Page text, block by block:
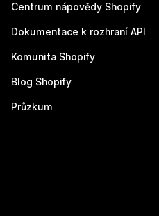
Centrum nápovědy Shopify
Dokumentace k rozhraní API
Komunita Shopify
Blog Shopify
Průzkum